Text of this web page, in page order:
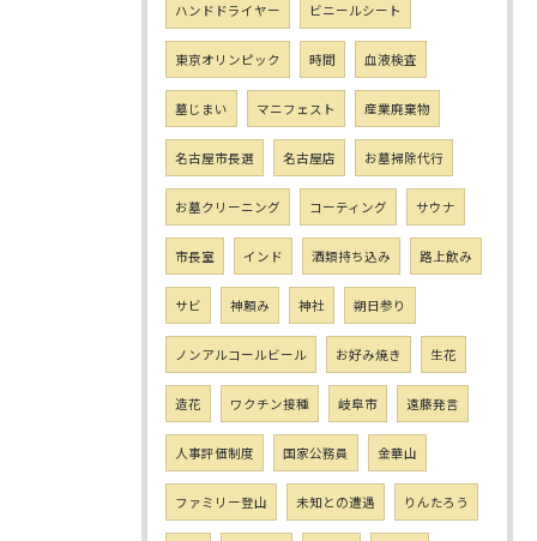
ハンドドライヤー ビニールシート
東京オリンピック 時間 血液検査
墓じまい マニフェスト 産業廃棄物
名古屋市長選 名古屋店 お墓掃除代行
お墓クリーニング コーティング サウナ
市長室 インド 酒類持ち込み 路上飲み
サビ 神頼み 神社 朔日参り
ノンアルコールビール お好み焼き 生花
造花 ワクチン接種 岐阜市 遠藤発言
人事評価制度 国家公務員 金華山
ファミリー登山 未知との遭遇 りんたろう